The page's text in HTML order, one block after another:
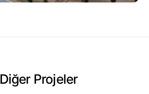
Diğer Projeler